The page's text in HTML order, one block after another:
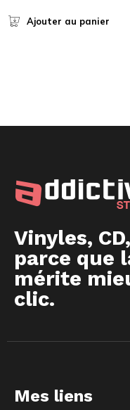
Ajouter au panier
Vinyles,
parce que
mérite
clic.
Mes liens